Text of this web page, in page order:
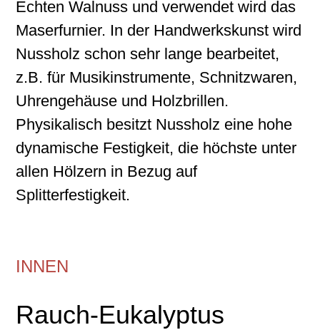
Echten Walnuss und verwendet wird das
Maserfurnier. In der Handwerkskunst wird
Nussholz schon sehr lange bearbeitet,
z.B. für Musikinstrumente, Schnitzwaren,
Uhrengehäuse und Holzbrillen.
Physikalisch besitzt Nussholz eine hohe
dynamische Festigkeit, die höchste unter
allen Hölzern in Bezug auf
Splitterfestigkeit.
INNEN
Rauch-Eukalyptus